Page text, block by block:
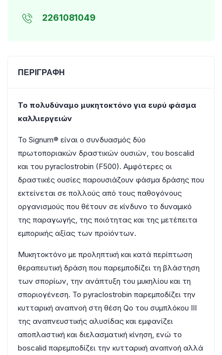
2261081049
ΠΕΡΙΓΡΑΦΉ
Το πολυδύναμο μυκητοκτόνο για ευρύ φάσμα
καλλιεργειών
Το Signum® είναι ο συνδυασμός δύο
πρωτοποριακών δραστικών ουσιών, του boscalid
και του pyraclostrobin (F500). Αμφότερες οι
δραστικές ουσίες παρουσιάζουν φάσμα δράσης που
εκτείνεται σε πολλούς από τους παθογόνους
οργανισμούς που θέτουν σε κίνδυνο το δυναμικό
της παραγωγής, της ποιότητας και της μετέπειτα
εμπορικής αξίας των προϊόντων.
Μυκητοκτόνο με προληπτική και κατά περίπτωση
θεραπευτική δράση που παρεμποδίζει τη βλάστηση
των σπορίων, την ανάπτυξη του μυκηλίου και τη
σποριογένεση. Το pyraclostrobin παρεμποδίζει την
κυτταρική αναπνοή στη θέση Qo του συμπλόκου ΙΙΙ
της αναπνευστικής αλυσίδας και εμφανίζει
αποπλαστική και διελασματική κίνηση, ενώ το
boscalid παρεμποδίζει την κυτταρική αναπνοή αλλά